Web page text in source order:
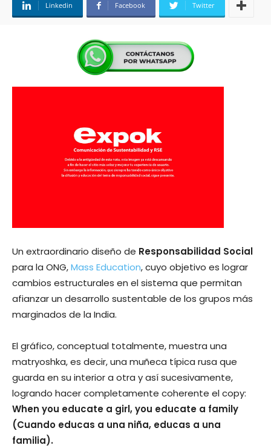
Linkedin Facebook Twitter
Un extraordinario diseño de Responsabilidad Social
para la ONG,Mass Education, cuyo objetivo es lograr
cambios estructurales en el sistema que permitan
afianzar un desarrollo sustentable de los grupos más
marginados de la India.
El gráfico, conceptual totalmente, muestra una
matryoshka, es decir, una muñeca tí­pica rusa que
guarda en su interior a otra y así­ sucesivamente,
logrando hacer completamente coherente el copy:
When you educate a girl, you educate a family
(Cuando educas a una niña, educas a una
familia).